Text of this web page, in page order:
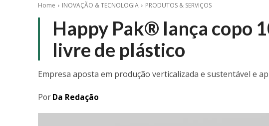
Home INOVAÇÃO & TECNOLOGIA PRODUTOS & SERVIÇOS
Happy Pak® lança copo
livre de plástico
Empresa aposta em produção verticalizada e sustentável e
PorDa Redação